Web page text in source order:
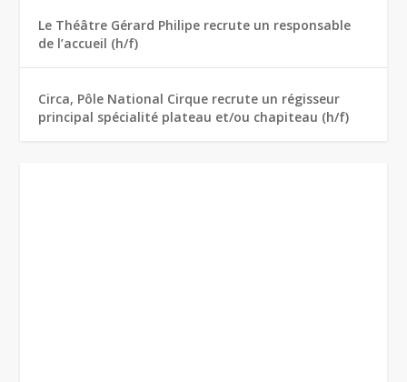
Le Théâtre Gérard Philipe recrute un responsable
de l’accueil (h/f)
Circa, Pôle National Cirque recrute un régisseur
principal spécialité plateau et/ou chapiteau (h/f)